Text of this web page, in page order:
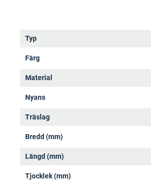
Typ
Färg
Material
Nyans
Träslag
Bredd (mm)
Längd (mm)
Tjocklek (mm)